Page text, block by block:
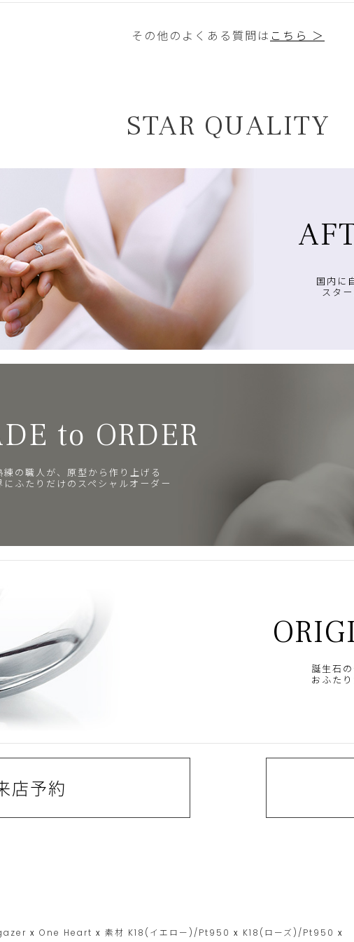
その他のよくある質問は こちら ＞
STAR QUALITY
国内に
スタ
to ORDER
練の職人が、原型から作り上げる
にふたりだけのスペシャルオーダー
誕生石
おふた
店予約
x One Heart x 素材 K18(イエロー)/Pt950 x K18(ローズ)/Pt950 x